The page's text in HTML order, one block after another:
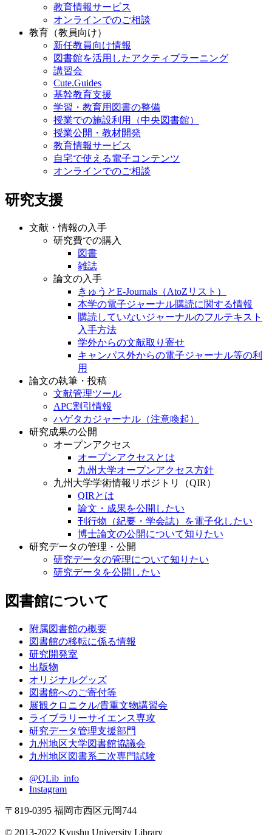
教育情報サービス
オンラインでのご相談
教育（教員向け）
新任教員向け情報
図書館を活用したアクティブラーニング
講習会
Cute.Guides
基幹教育支援
学習・教育用図書の整備
授業での施設利用（中央図書館）
授業公開・教材開発
教育情報サービス
自宅で使える電子コンテンツ
オンラインでのご相談
研究支援
文献・情報の入手
研究費での購入
図書
雑誌
論文の入手
きゅうとE-Journals（AtoZリスト）
本学の電子ジャーナル購読に関する情報
購読していないジャーナルのフルテキスト
入手方法
学外からの文献取り寄せ
キャンパス外からの電子ジャーナル等の利
用
論文の執筆・投稿
文献管理ツール
APC割引情報
ハゲタカジャーナル（注意喚起）
研究成果の公開
オープンアクセス
オープンアクセスとは
九州大学オープンアクセス方針
九州大学学術情報リポジトリ（QIR）
QIRとは
論文・成果を公開したい
刊行物（紀要・学会誌）を電子化したい
博士論文の公開について知りたい
研究データの管理・公開
研究データの管理について知りたい
研究データを公開したい
図書館について
附属図書館の概要
図書館の移転に係る情報
研究開発室
出版物
オリジナルグッズ
図書館へのご寄付等
展観クロニクル/貴重文物講習会
ライブラリーサイエンス専攻
研究データ管理支援部門
九州地区大学図書館協議会
九州地区図書系二次専門試験
@QLib_info
Instagram
〒819-0395 福岡市西区元岡744
© 2013-2022 Kyushu University Library